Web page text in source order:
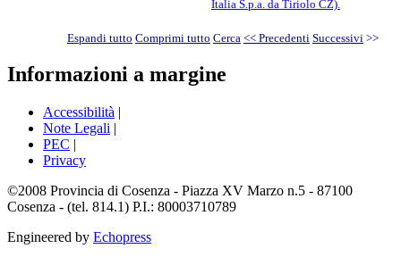
Italia S.p.a. da Tiriolo CZ).
Espandi tutto Comprimi tutto Cerca << Precedenti Successivi >>
Informazioni a margine
Accessibilità |
Note Legali |
PEC |
Privacy
©2008 Provincia di Cosenza - Piazza XV Marzo n.5 - 87100
Cosenza - (tel. 814.1) P.I.: 80003710789
Engineered by Echopress